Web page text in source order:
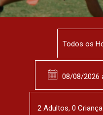
2 Adultos, 0 Criança